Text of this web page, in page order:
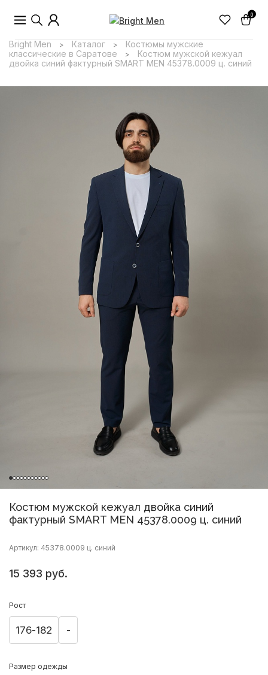
0
Bright Men > Каталог >
Костюмы мужские
классические в Саратове
>
Костюм мужской кежуал
двойка синий фактурный SMART MEN 45378.0009 ц. синий
Костюм мужской кежуал двойка синий
фактурный SMART MEN 45378.0009 ц. синий
Артикул: 45378.0009 ц. синий
15 393 руб.
Рост
176-182 -
Размер одежды